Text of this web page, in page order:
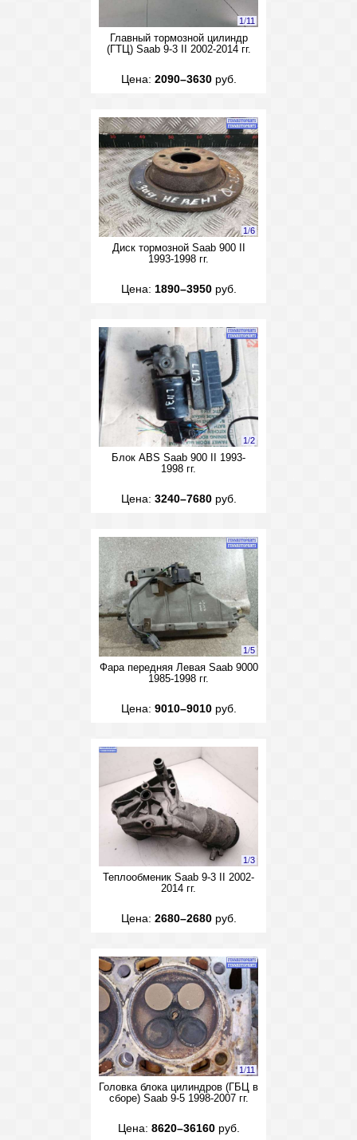
1/11
Главный тормозной цилиндр
(ГТЦ) Saab 9-3 II 2002-2014 гг.
Цена: 2090–3630руб.
1/6
Диск тормозной Saab 900 II
1993-1998 гг.
Цена: 1890–3950руб.
1/2
Блок ABS Saab 900 II 1993-
1998 гг.
Цена: 3240–7680руб.
1/5
Фара передняя Левая Saab 9000
1985-1998 гг.
Цена: 9010–9010руб.
1/3
Теплообменик Saab 9-3 II 2002-
2014 гг.
Цена: 2680–2680руб.
1/11
Головка блока цилиндров (ГБЦ в
сборе) Saab 9-5 1998-2007 гг.
Цена: 8620–36160руб.